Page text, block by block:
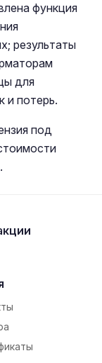
функция
результаты
для
и потерь.
под